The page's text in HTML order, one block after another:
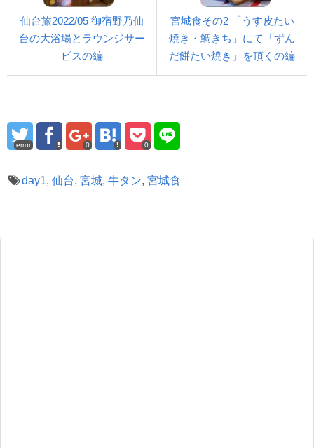
仙台旅2022/05 御宿野乃仙
台の大浴場とラウンジサー
ビスの編
宮城食その2 「うす皮たい
焼き・鯛きち」にて「ずん
だ餅たい焼き」を頂くの編
error 0 0
day1, 仙台, 宮城, 牛タン, 宮城食